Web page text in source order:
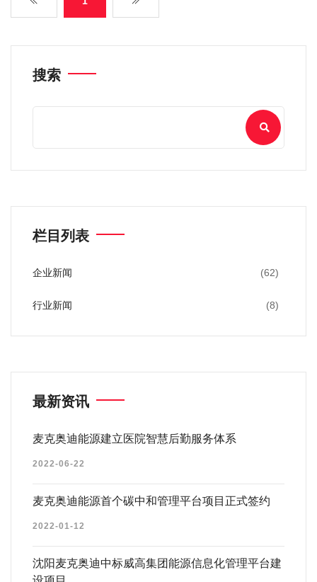
搜索
栏目列表
企业新闻 (62)
行业新闻 (8)
最新资讯
麦克奥迪能源建立医院智慧后勤服务体系
2022-06-22
麦克奥迪能源首个碳中和管理平台项目正式签约
2022-01-12
沈阳麦克奥迪中标威高集团能源信息化管理平台建